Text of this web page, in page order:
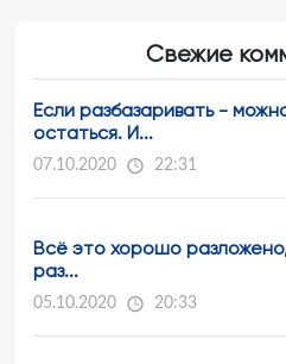
Свежие
Если разбазаривать -
остаться. И...
07.10.2020 22:31
Всё это хорошо
раз...
05.10.2020 20:33